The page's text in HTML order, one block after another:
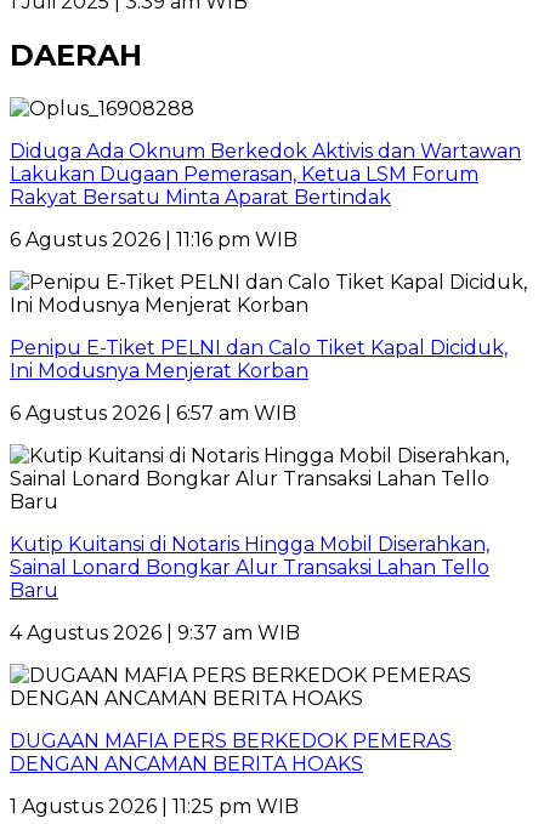
DAERAH
Diduga Ada Oknum Berkedok Aktivis dan Wartawan
Lakukan Dugaan Pemerasan, Ketua LSM Forum
Rakyat Bersatu Minta Aparat Bertindak
6 Agustus 2026 | 11:16 pm WIB
Penipu E-Tiket PELNI dan Calo Tiket Kapal Diciduk,
Ini Modusnya Menjerat Korban
6 Agustus 2026 | 6:57 am WIB
Kutip Kuitansi di Notaris Hingga Mobil Diserahkan,
Sainal Lonard Bongkar Alur Transaksi Lahan Tello
Baru
4 Agustus 2026 | 9:37 am WIB
DUGAAN MAFIA PERS BERKEDOK PEMERAS
DENGAN ANCAMAN BERITA HOAKS
1 Agustus 2026 | 11:25 pm WIB